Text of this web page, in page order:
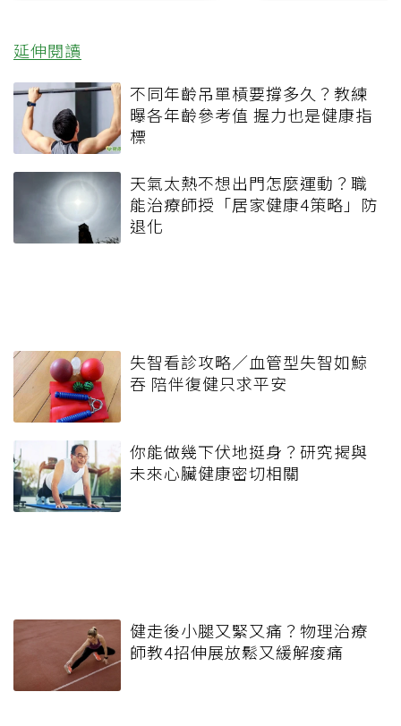
延伸閱讀
不同年齡吊單槓要撐多久？教練
曝各年齡參考值 握力也是健康指
標
天氣太熱不想出門怎麼運動？職
能治療師授「居家健康4策略」防
退化
失智看診攻略／血管型失智如鯨
吞 陪伴復健只求平安
你能做幾下伏地挺身？研究揭與
未來心臟健康密切相關
健走後小腿又緊又痛？物理治療
師教4招伸展放鬆又緩解痠痛